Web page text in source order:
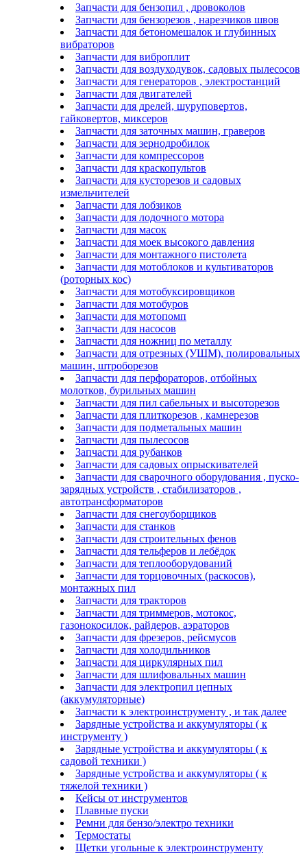
Запчасти для бензопил , дровоколов
Запчасти для бензорезов , нарезчиков швов
Запчасти для бетономешалок и глубинных
вибраторов
Запчасти для виброплит
Запчасти для воздуходувок, садовых пылесосов
Запчасти для генераторов , электростанций
Запчасти для двигателей
Запчасти для дрелей, шуруповертов,
гайковертов, миксеров
Запчасти для заточных машин, граверов
Запчасти для зернодробилок
Запчасти для компрессоров
Запчасти для краскопультов
Запчасти для кусторезов и садовых
измельчителей
Запчасти для лобзиков
Запчасти для лодочного мотора
Запчасти для масок
Запчасти для моек высокого давления
Запчасти для монтажного пистолета
Запчасти для мотоблоков и культиваторов
(роторных кос)
Запчасти для мотобуксировщиков
Запчасти для мотобуров
Запчасти для мотопомп
Запчасти для насосов
Запчасти для ножниц по металлу
Запчасти для отрезных (УШМ), полировальных
машин, штроборезов
Запчасти для перфораторов, отбойных
молотков, бурильных машин
Запчасти для пил сабельных и высоторезов
Запчасти для плиткорезов , камнерезов
Запчасти для подметальных машин
Запчасти для пылесосов
Запчасти для рубанков
Запчасти для садовых опрыскивателей
Запчасти для сварочного оборудования , пуско-
зарядных устройств , стабилизаторов ,
автотрансформаторов
Запчасти для снегоуборщиков
Запчасти для станков
Запчасти для строительных фенов
Запчасти для тельферов и лебёдок
Запчасти для теплооборудований
Запчасти для торцовочных (раскосов),
монтажных пил
Запчасти для тракторов
Запчасти для триммеров, мотокос,
газонокосилок, райдеров, аэраторов
Запчасти для фрезеров, рейсмусов
Запчасти для холодильников
Запчасти для циркулярных пил
Запчасти для шлифовальных машин
Запчасти для электропил цепных
(аккумуляторные)
Запчасти к электроинструменту , и так далее
Зарядные устройства и аккумуляторы ( к
инструменту )
Зарядные устройства и аккумуляторы ( к
садовой техники )
Зарядные устройства и аккумуляторы ( к
тяжелой техники )
Кейсы от инструментов
Плавные пуски
Ремни для бензо/электро техники
Термостаты
Щетки угольные к электроинструменту